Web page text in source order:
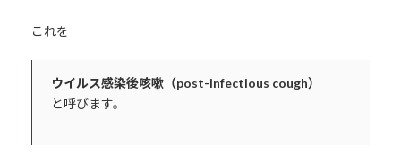
これを
ウイルス感染後咳嗽（post-infectious cough）
と呼びます。